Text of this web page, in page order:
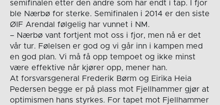
semifinalen etter den andre som har endt i tap. I fjor
ble Nærbø for sterke. Semifinalen i 2014 er den siste
ØIF Arendal følgelig har vunnet i NM.
– Nærbø vant fortjent mot oss i fjor, men nå er det
vår tur. Følelsen er god og vi går inn i kampen med
en god plan. Vi må få opp tempoet og ikke minst
være effektive når kjører opp, mener han.
At forsvarsgeneral Frederik Børm og Eirika Heia
Pedersen begge er på plass mot Fjellhammer gjør at
optimismen hans styrkes. For tapet mot Fjellhammer